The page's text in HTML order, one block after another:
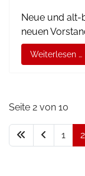
Neue und alt-
neuen
Weiterlesen …
Seite 2 von 10
1 2